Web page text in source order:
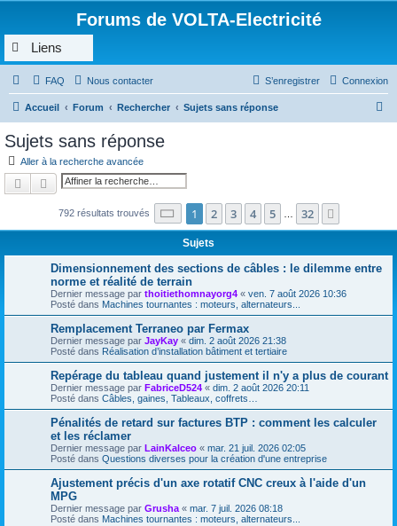
Forums de VOLTA-Electricité
Liens
FAQ Nous contacter Connexion
S’enregistrer
Accueil Forum Rechercher Sujets sans réponse
c
h
Sujets sans réponse
Aller à la recherche avancée
RechercherRecherche avancée
792 résultats trouvés Page 1sur32
1 2 3 4 5 32
Sujets
Dimensionnement des sections de câbles : le dilemme entre
norme et réalité de terrain
Dernier message par thoitiethomnayorg4 « ven. 7 août 2026 10:36
Posté dans Machines tournantes : moteurs, alternateurs...
Remplacement Terraneo par Fermax
Dernier message par JayKay « dim. 2 août 2026 21:38
Posté dans Réalisation d’installation bâtiment et tertiaire
Repérage du tableau quand justement il n'y a plus de courant
Dernier message par FabriceD524 « dim. 2 août 2026 20:11
Posté dans Câbles, gaines, Tableaux, coffrets…
Pénalités de retard sur factures BTP : comment les calculer
et les réclamer
Dernier message par LainKalceo « mar. 21 juil. 2026 02:05
Posté dans Questions diverses pour la création d'une entreprise
Ajustement précis d'un axe rotatif CNC creux à l'aide d'un
MPG
Dernier message par Grusha « mar. 7 juil. 2026 08:18
Posté dans Machines tournantes : moteurs, alternateurs...